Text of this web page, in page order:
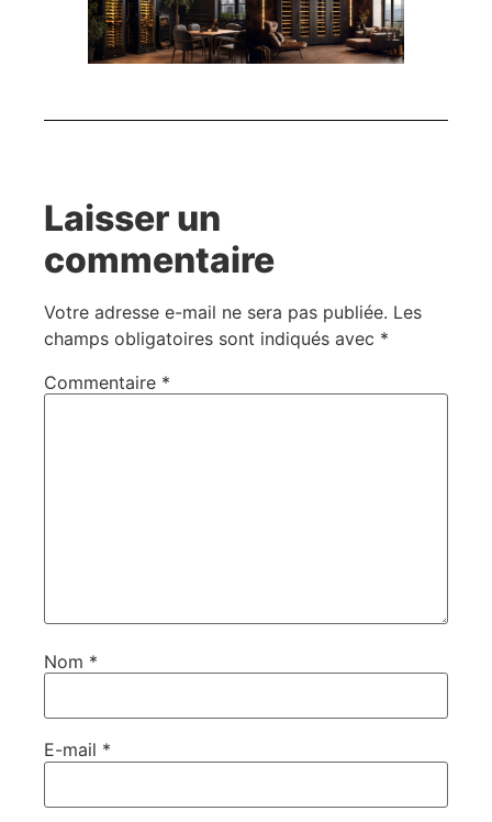
Laisser un
commentaire
Votre adresse e-mail ne sera pas publiée. Les
champs obligatoires sont indiqués avec *
Commentaire *
Nom *
E-mail *